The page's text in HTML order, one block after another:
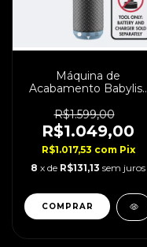
Máquina de
Acabamento Babyliss
Bivolt
R$1.599,00
R$1.049,00
R$1.017,53 com Pix
8 x de R$131,13 sem juros
COMPRAR